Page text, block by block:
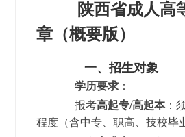
陕西省成人高等
章（概要版）
一、招生对象
学历要求 ：
报考高起专/高起本：
程度（含中专、职高、技校毕